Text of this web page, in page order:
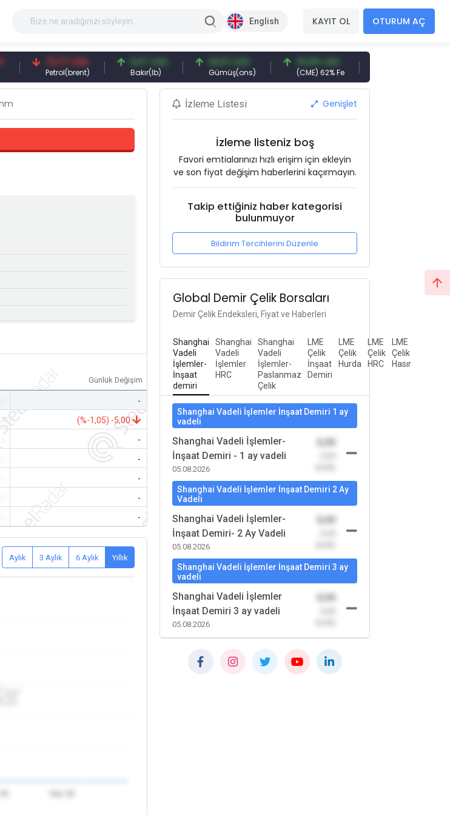
English KAYIT OL OTURUM AÇ
79,77 USD
Petrol(brent)
6,67 USD
Bakır(lb)
94,51 USD
Gümüş(ons)
93,96 USD
(CME) 62% Fe
Günlük Değişim
-
-
(%-1,05) -5,00
-
-
-
-
-
Aylık 3 Aylık 6 Aylık Yıllık
İzleme Listesi Genişlet
İzleme listeniz boş
Favori emtialarınızı hızlı erişim için ekleyin
ve son fiyat değişim haberlerini kaçırmayın.
Takip ettiğiniz haber kategorisi
bulunmuyor
Bildirim Tercihlerini Düzenle
Global Demir Çelik Borsaları
Demir Çelik Endeksleri, Fiyat ve Haberleri
Shanghai
Vadeli
İşlemler-
İnşaat
demiri
Shanghai
Vadeli
İşlemler
HRC
Shanghai
Vadeli
İşlemler-
Paslanmaz
Çelik
LME
Çelik
İnşaat
Demiri
LME
Çelik
Hurda
LME
Çelik
HRC
LME
Çelik
Hasır
Shanghai Vadeli İşlemler İnşaat Demiri 1 ay
vadeli
Shanghai Vadeli İşlemler-
İnşaat Demiri - 1 ay vadeli
05.08.2026
Shanghai Vadeli İşlemler İnşaat Demiri 2 Ay
Vadeli
Shanghai Vadeli İşlemler-
İnşaat Demiri- 2 Ay Vadeli
05.08.2026
Shanghai Vadeli İşlemler İnşaat Demiri 3 ay
vadeli
Shanghai Vadeli İşlemler
İnşaat Demiri 3 ay vadeli
05.08.2026